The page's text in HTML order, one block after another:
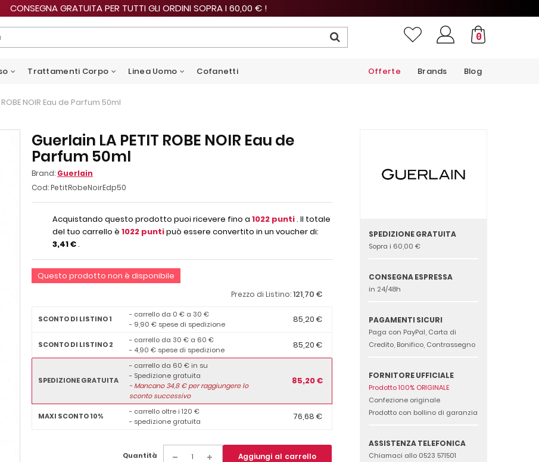
CONSEGNA GRATUITA PER TUTTI GLI ORDINI SOPRA I 60,00 € !
0
Trattamenti Corpo Linea Uomo Cofanetti Blog
Brands
Offerte
ROBE NOIR Eau de Parfum 50ml
Guerlain LA PETIT ROBE NOIR Eau de
Parfum 50ml
Brand: Guerlain
Cod:PetitRobeNoirEdp50
Acquistando questo prodotto puoi ricevere fino a 1022punti. Il totale
del tuo carrello è 1022puntipuò essere convertito in un voucher di:
3,41 €.
Questo prodotto non è disponibile
Prezzo di Listino:121,70 €
SCONTO DI LISTINO 1
- carrello da 0 € a 30 €
- 9,90 € spese di spedizione
85,20 €
SCONTO DI LISTINO 2
- carrello da 30 € a 60 €
- 4,90 € spese di spedizione
85,20 €
SPEDIZIONE GRATUITA
- carrello da 60 € in su
- Spedizione gratuita
-Mancano34,8€ per raggiungere lo
sconto successivo
85,20 €
MAXI SCONTO 10%
- carrello oltre i 120 €
- spedizione gratuita
76,68 €
Quantità Aggiungi al carrello
SPEDIZIONE GRATUITA
Sopra i 60,00 €
CONSEGNA ESPRESSA
in 24/48h
PAGAMENTI SICURI
Paga con PayPal, Carta di
Credito, Bonifico, Contrassegno
FORNITORE UFFICIALE
Prodotto 100% ORIGINALE
Confezione originale
Prodotto con bollino di garanzia
ASSISTENZA TELEFONICA
Chiamaci allo 0523 571501